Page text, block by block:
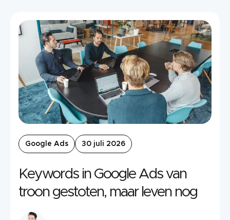
Google Ads 30 juli 2026
Keywords in Google Ads van
troon gestoten, maar leven nog